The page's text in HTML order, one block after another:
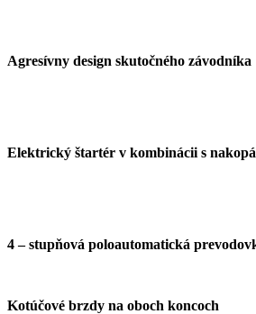
Agresívny design skutočného závodníka
Elektrický štartér v kombinácii s
4 – stupňová poloautomatická
Kotúčové brzdy na oboch koncoch